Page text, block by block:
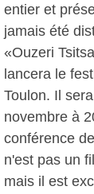
entier et
jamais été
«Ouzeri
lancera le
Toulon. Il
novembre à
conférence
n'est pas un
mais il est